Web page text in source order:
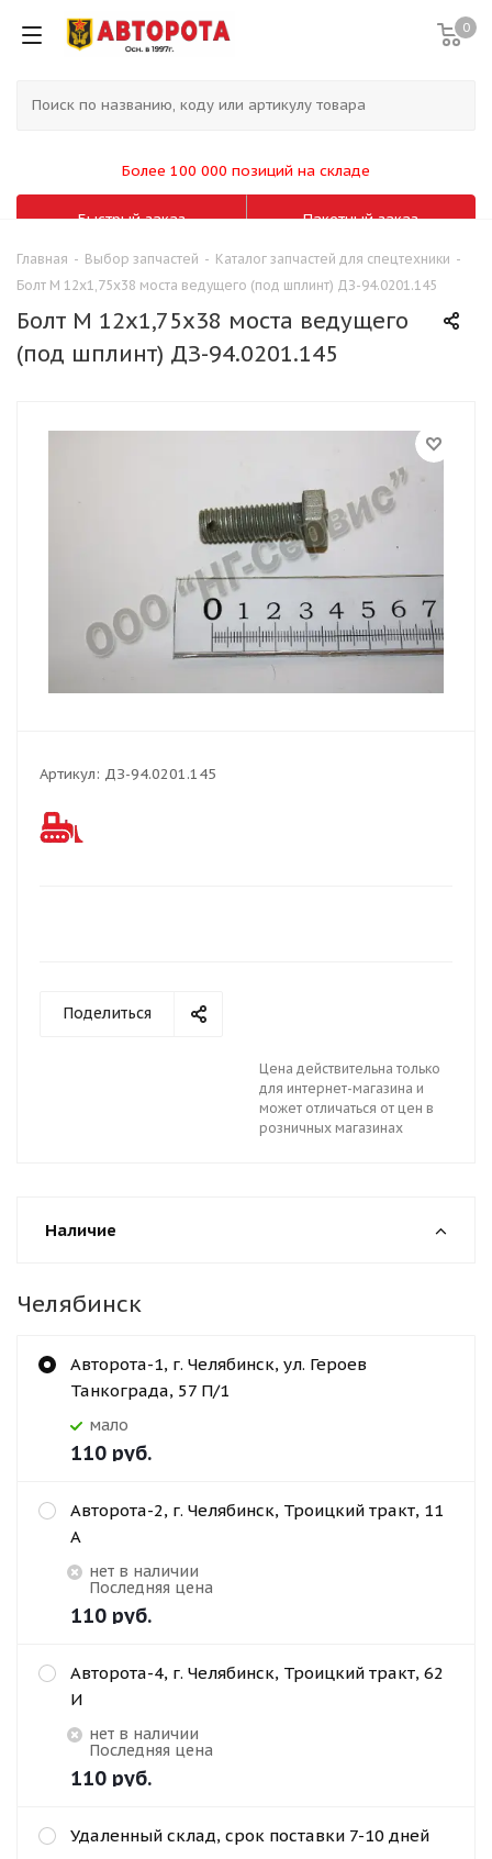
0
Более 100 000 позиций на складе
Быстрый заказ Пакетный заказ
Главная - Выбор запчастей - Каталог запчастей для спецтехники -
Болт М 12х1,75х38 моста ведущего (под шплинт) ДЗ-94.0201.145
Болт М 12х1,75х38 моста ведущего
(под шплинт) ДЗ-94.0201.145
Артикул: ДЗ-94.0201.145
Поделиться
Цена действительна только
для интернет-магазина и
может отличаться от цен в
розничных магазинах
Наличие
Челябинск
Авторота-1, г. Челябинск, ул. Героев
Танкограда, 57 П/1
Мало
110 руб.
Авторота-2, г. Челябинск, Троицкий тракт, 11
А
Нет в наличии
Последняя цена
110 руб.
Авторота-4, г. Челябинск, Троицкий тракт, 62
И
Нет в наличии
Последняя цена
110 руб.
Удаленный склад, срок поставки 7-10 дней